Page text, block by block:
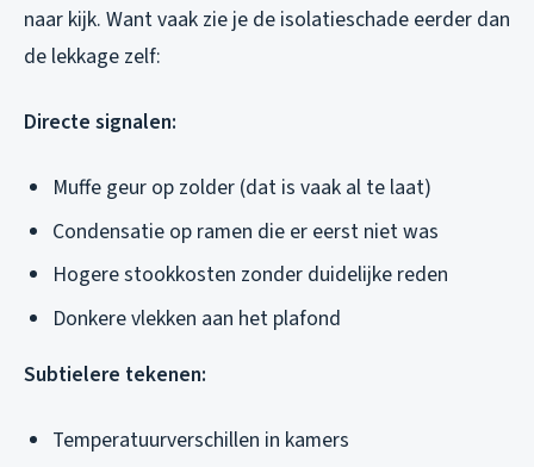
naar kijk. Want vaak zie je de isolatieschade eerder dan
de lekkage zelf:
Directe signalen:
Muffe geur op zolder (dat is vaak al te laat)
Condensatie op ramen die er eerst niet was
Hogere stookkosten zonder duidelijke reden
Donkere vlekken aan het plafond
Subtielere tekenen:
Temperatuurverschillen in kamers